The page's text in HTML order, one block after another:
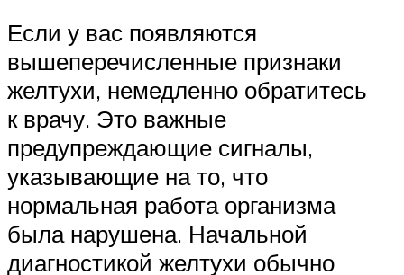
Если у вас появляются
вышеперечисленные признаки
желтухи, немедленно обратитесь
к врачу. Это важные
предупреждающие сигналы,
указывающие на то, что
нормальная работа организма
была нарушена. Начальной
диагностикой желтухи обычно